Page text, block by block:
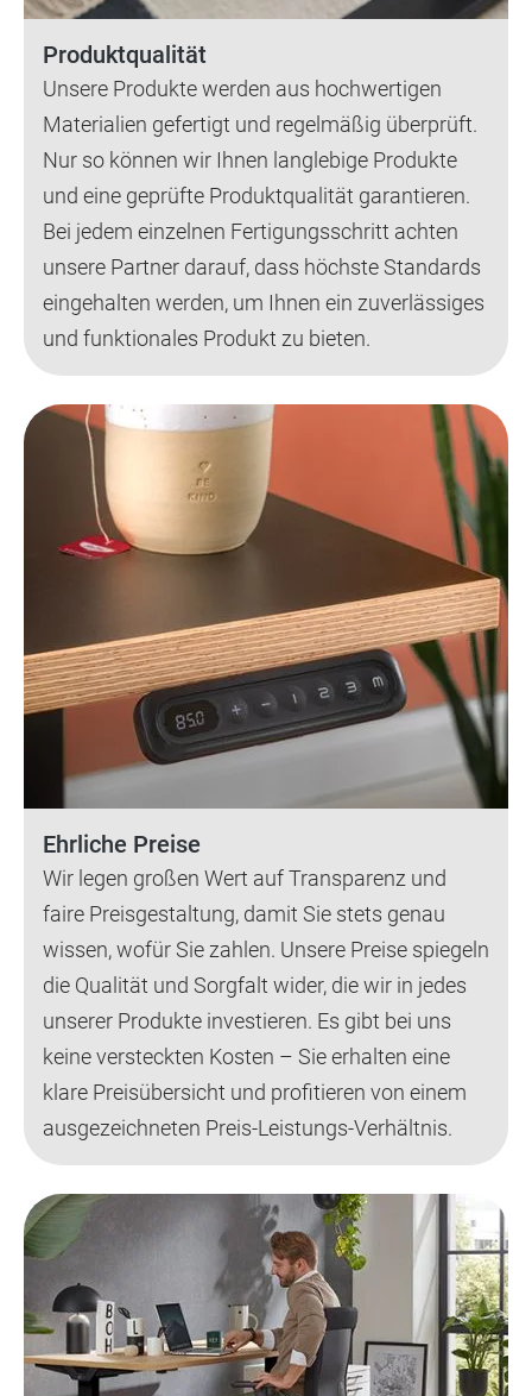
Produktqualität
Unsere Produkte werden aus hochwertigen
Materialien gefertigt und regelmäßig überprüft.
Nur so können wir Ihnen langlebige Produkte
und eine geprüfte Produktqualität garantieren.
Bei jedem einzelnen Fertigungsschritt achten
unsere Partner darauf, dass höchste Standards
eingehalten werden, um Ihnen ein zuverlässiges
und funktionales Produkt zu bieten.
Ehrliche Preise
Wir legen großen Wert auf Transparenz und
faire Preisgestaltung, damit Sie stets genau
wissen, wofür Sie zahlen. Unsere Preise spiegeln
die Qualität und Sorgfalt wider, die wir in jedes
unserer Produkte investieren. Es gibt bei uns
keine versteckten Kosten – Sie erhalten eine
klare Preisübersicht und profitieren von einem
ausgezeichneten Preis-Leistungs-Verhältnis.